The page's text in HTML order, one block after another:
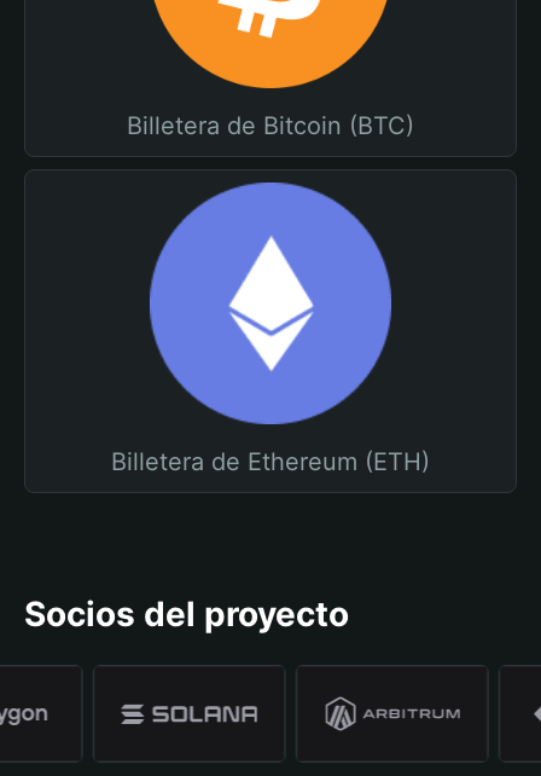
Billetera de Bitcoin (BTC)
Billetera de Ethereum (ETH)
Socios del proyecto